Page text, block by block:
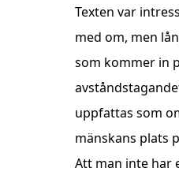
Texten var
med om, men
som kommer in
uppfattas som
mänskans plats
Att man inte har